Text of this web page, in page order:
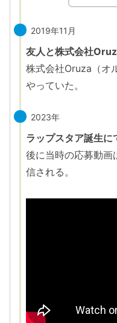
2019年11月
友人と株式会社
株式会社Oruza（オ
やっていた。
2023年
ラップスタア誕生に
後に当時の応募動画
信される。